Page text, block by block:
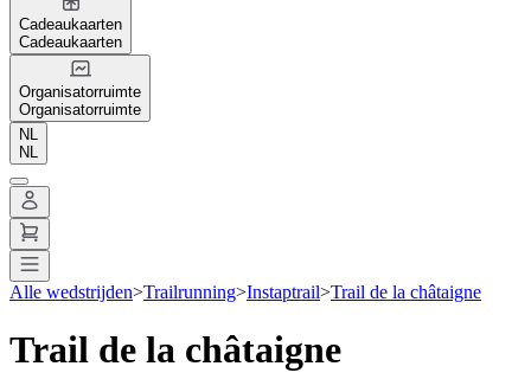
Cadeaukaarten
Cadeaukaarten
Organisatorruimte
Organisatorruimte
NL
NL
Alle wedstrijden>Trailrunning>Instaptrail>Trail de la châtaigne
Trail de la châtaigne